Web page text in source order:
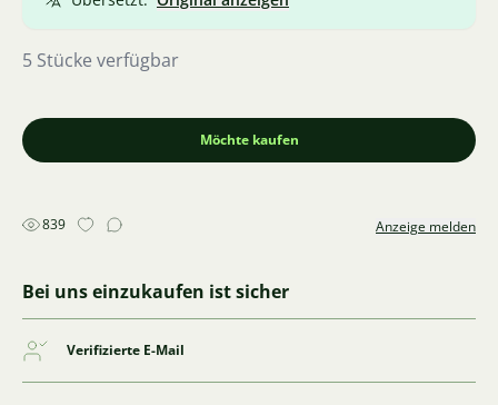
5 Stücke verfügbar
Möchte kaufen
839 Anzeige melden
Bei uns einzukaufen ist sicher
Verifizierte E-Mail